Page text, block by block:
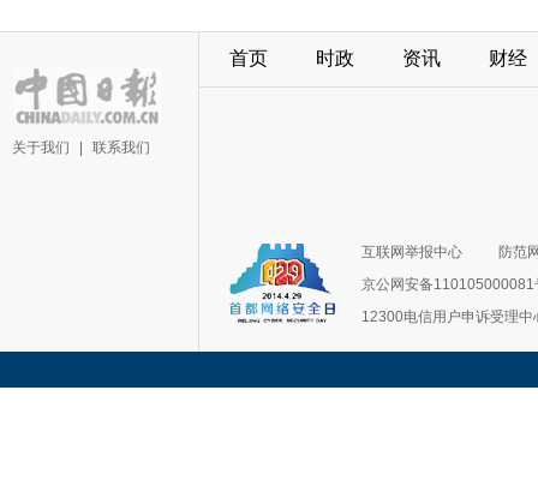
关于我们 联系我们
首页 时政 资讯 财经
互联网举报中心
防范
京公网安备110105000081
12300电信用户申诉受理中